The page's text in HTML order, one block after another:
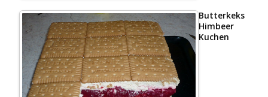
Butterkeks
Himbeer
Kuchen